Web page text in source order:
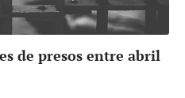
de presos entre abril